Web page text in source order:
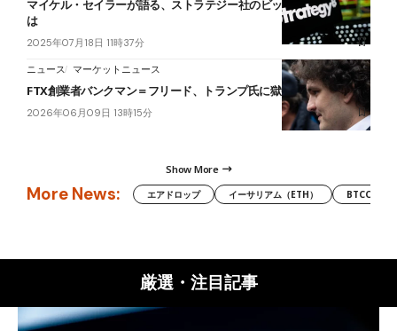
マイケル・セイラーが語る、ストラテジー社のビットコイン4戦略と
は
2025年07月18日 11時37分
ニュース マーケットニュース
FTX創業者バンクマン＝フリード、トランプ氏に獄中から恩赦申請
2026年06月09日 13時15分
Show More
More News: エアドロップ イーサリアム（ETH） BTCC
厳選・注目記事